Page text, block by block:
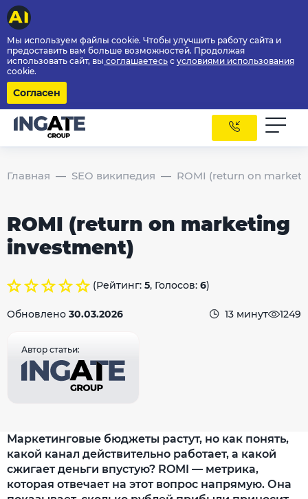
Мы используем файлы cookie. Чтобы улучшить работу сайта и
предоставить вам больше возможностей. Продолжая
использовать сайт, вы соглашаетесь с условиями использования
cookie.
Согласен
Главная SEO википедия ROMI (return on
ROMI (return on marketing
investment)
(Рейтинг: 5, Голосов: 6)
Обновлено 30.03.2026 13 минут 1249
Автор статьи:
Маркетинговые бюджеты растут, но как понять,
какой канал действительно работает, а какой
сжигает деньги впустую? ROMI — метрика,
которая отвечает на этот вопрос напрямую. Она